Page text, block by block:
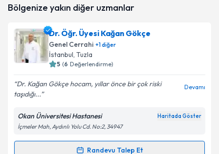
talebi oluşturun. Size bu uzmandan randevu almanız
bilgilendireceğiz.
E-posta Adresiniz
kapsamda işlenmesini kabul ediyorum.
Takvim Talebini Gönder
Bölgenize yakın diğer uzmanlar
Dr. Öğr. Üyesi Kağan Gökçe
Genel Cerrahi +1diğer
İstanbul, Tuzla
5 (6 Değerlendirme)
Dr. Kağan Gökçe hocam, yıllar önce bir çok riski
taşıdığı...
Devamı
Okan Üniversitesi Hastanesi Haritada Göster
İçmeler Mah, Aydınlı Yolu Cd. No:2, 34947
Randevu Talep Et